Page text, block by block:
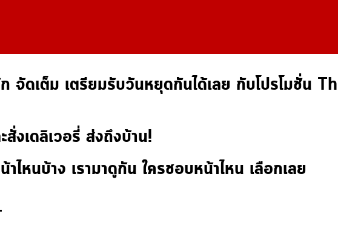
จัดเต็ม เตรียมรับวันหยุดกันได้เลย กับโปรโมชั่น
งเดลิเวอรี่ ส่งถึงบ้าน!
หนบ้าง เรามาดูกัน ใครชอบหน้าไหน เลือกเลย